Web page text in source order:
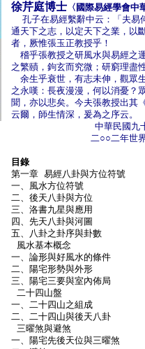
徐芹庭博士 〈國際易經學會中
孔子在易經繫辭中云：「夫易
通天下之志，以定天下之業，以
者，厥惟張玉正教授乎！
稽乎張教授之研風水與易經之
之繁賾，鉤玄而究微；研窮理盡
余生乎衰世，有志未伸，觀眾
之永嘆：長夜漫漫，何以消憂？
聞，亦以悲矣。今夫張教授出其
云爾，師生情深，爰為之序云。
中華民國九十一年
二○○二年世界易經
目錄
第一章 易經八卦與方位符號
一、風水方位符號
二、後天八卦與方位
三、洛書九星與應用
四、先天八卦與河圖
五、八卦之卦序與卦數
風水基本概念
一、論形與好風水的條件
二、陽宅形勢與外形
三、陽宅三要與室內佈局
二十四山盤
一、二十四山之組成
二、二十四山與後天八卦
三曜煞與避煞
一、陽宅先後天位與三曜煞